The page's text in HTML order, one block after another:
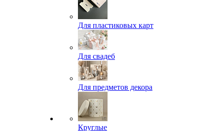
Для пластиковых карт
Для свадеб
Для предметов декора
Круглые